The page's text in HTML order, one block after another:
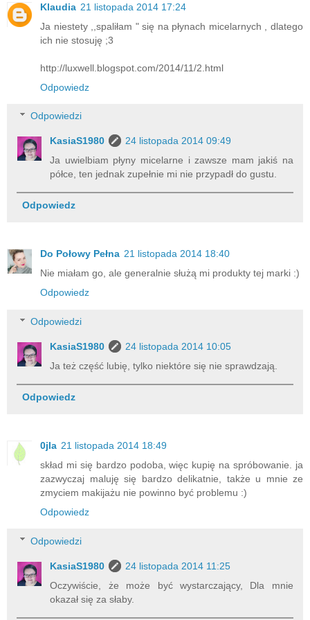
Klaudia 21 listopada 2014 17:24
Ja niestety ,,spaliłam " się na płynach micelarnych , dlatego
ich nie stosuję ;3
http://luxwell.blogspot.com/2014/11/2.html
Odpowiedz
Odpowiedzi
KasiaS1980
24 listopada 2014 09:49
Ja uwielbiam płyny micelarne i zawsze mam jakiś na
półce, ten jednak zupełnie mi nie przypadł do gustu.
Odpowiedz
Do Połowy Pełna 21 listopada 2014 18:40
Nie miałam go, ale generalnie służą mi produkty tej marki :)
Odpowiedz
Odpowiedzi
KasiaS1980
24 listopada 2014 10:05
Ja też część lubię, tylko niektóre się nie sprawdzają.
Odpowiedz
0jla 21 listopada 2014 18:49
skład mi się bardzo podoba, więc kupię na spróbowanie. ja
zazwyczaj maluję się bardzo delikatnie, także u mnie ze
zmyciem makijażu nie powinno być problemu :)
Odpowiedz
Odpowiedzi
KasiaS1980
24 listopada 2014 11:25
Oczywiście, że może być wystarczający, Dla mnie
okazał się za słaby.